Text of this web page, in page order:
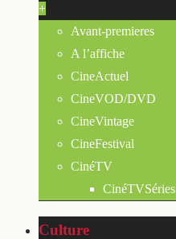
+
Avant-premieres
A l’affiche
CineActuel
CineVOD/DVD
CineVintage
CineFestival
CinéTV
CinéTVSéries
Culture